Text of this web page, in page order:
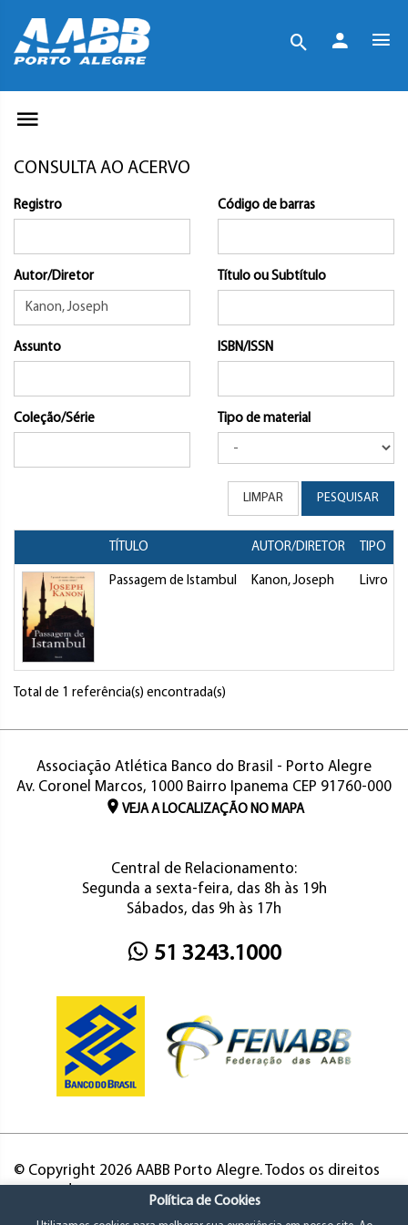
CONSULTA AO ACERVO
Registro Código de barras
Autor/Diretor Título ou Subtítulo
Assunto ISBN/ISSN
Coleção/Série Tipo de material
LIMPAR PESQUISAR
TÍTULO AUTOR/DIRETOR TIPO
Passagem de Istambul Kanon, Joseph Livro
Total de 1 referência(s) encontrada(s)
Associação Atlética Banco do Brasil - Porto Alegre
Av. Coronel Marcos, 1000 Bairro Ipanema CEP 91760-000
VEJA A LOCALIZAÇÃO NO MAPA
Central de Relacionamento:
Segunda a sexta-feira, das 8h às 19h
Sábados, das 9h às 17h
51 3243.1000
© Copyright 2026 AABB Porto Alegre. Todos os direitos
Política de Cookies